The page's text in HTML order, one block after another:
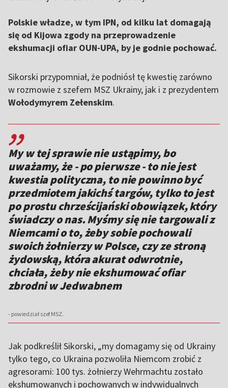
Polskie władze, w tym IPN, od kilku lat domagają
się od Kijowa zgody na przeprowadzenie
ekshumacji ofiar OUN-UPA, by je godnie pochować.
Sikorski przypomniał, że podniósł tę kwestię zarówno
w rozmowie z szefem MSZ Ukrainy, jak i z prezydentem
Wołodymyrem Zełenskim.
,,
My w tej sprawie nie ustąpimy, bo
uważamy, że - po pierwsze - to nie jest
kwestia polityczna, to nie powinno być
przedmiotem jakichś targów, tylko to jest
po prostu chrześcijański obowiązek, który
świadczy o nas. Myśmy się nie targowali z
Niemcami o to, żeby sobie pochowali
swoich żołnierzy w Polsce, czy ze stroną
żydowską, która akurat odwrotnie,
chciała, żeby nie ekshumować ofiar
zbrodni w Jedwabnem
- powiedział szef MSZ.
Jak podkreślił Sikorski, „my domagamy się od Ukrainy
tylko tego, co Ukraina pozwoliła Niemcom zrobić z
agresorami: 100 tys. żołnierzy Wehrmachtu zostało
ekshumowanych i pochowanych w indywidualnych